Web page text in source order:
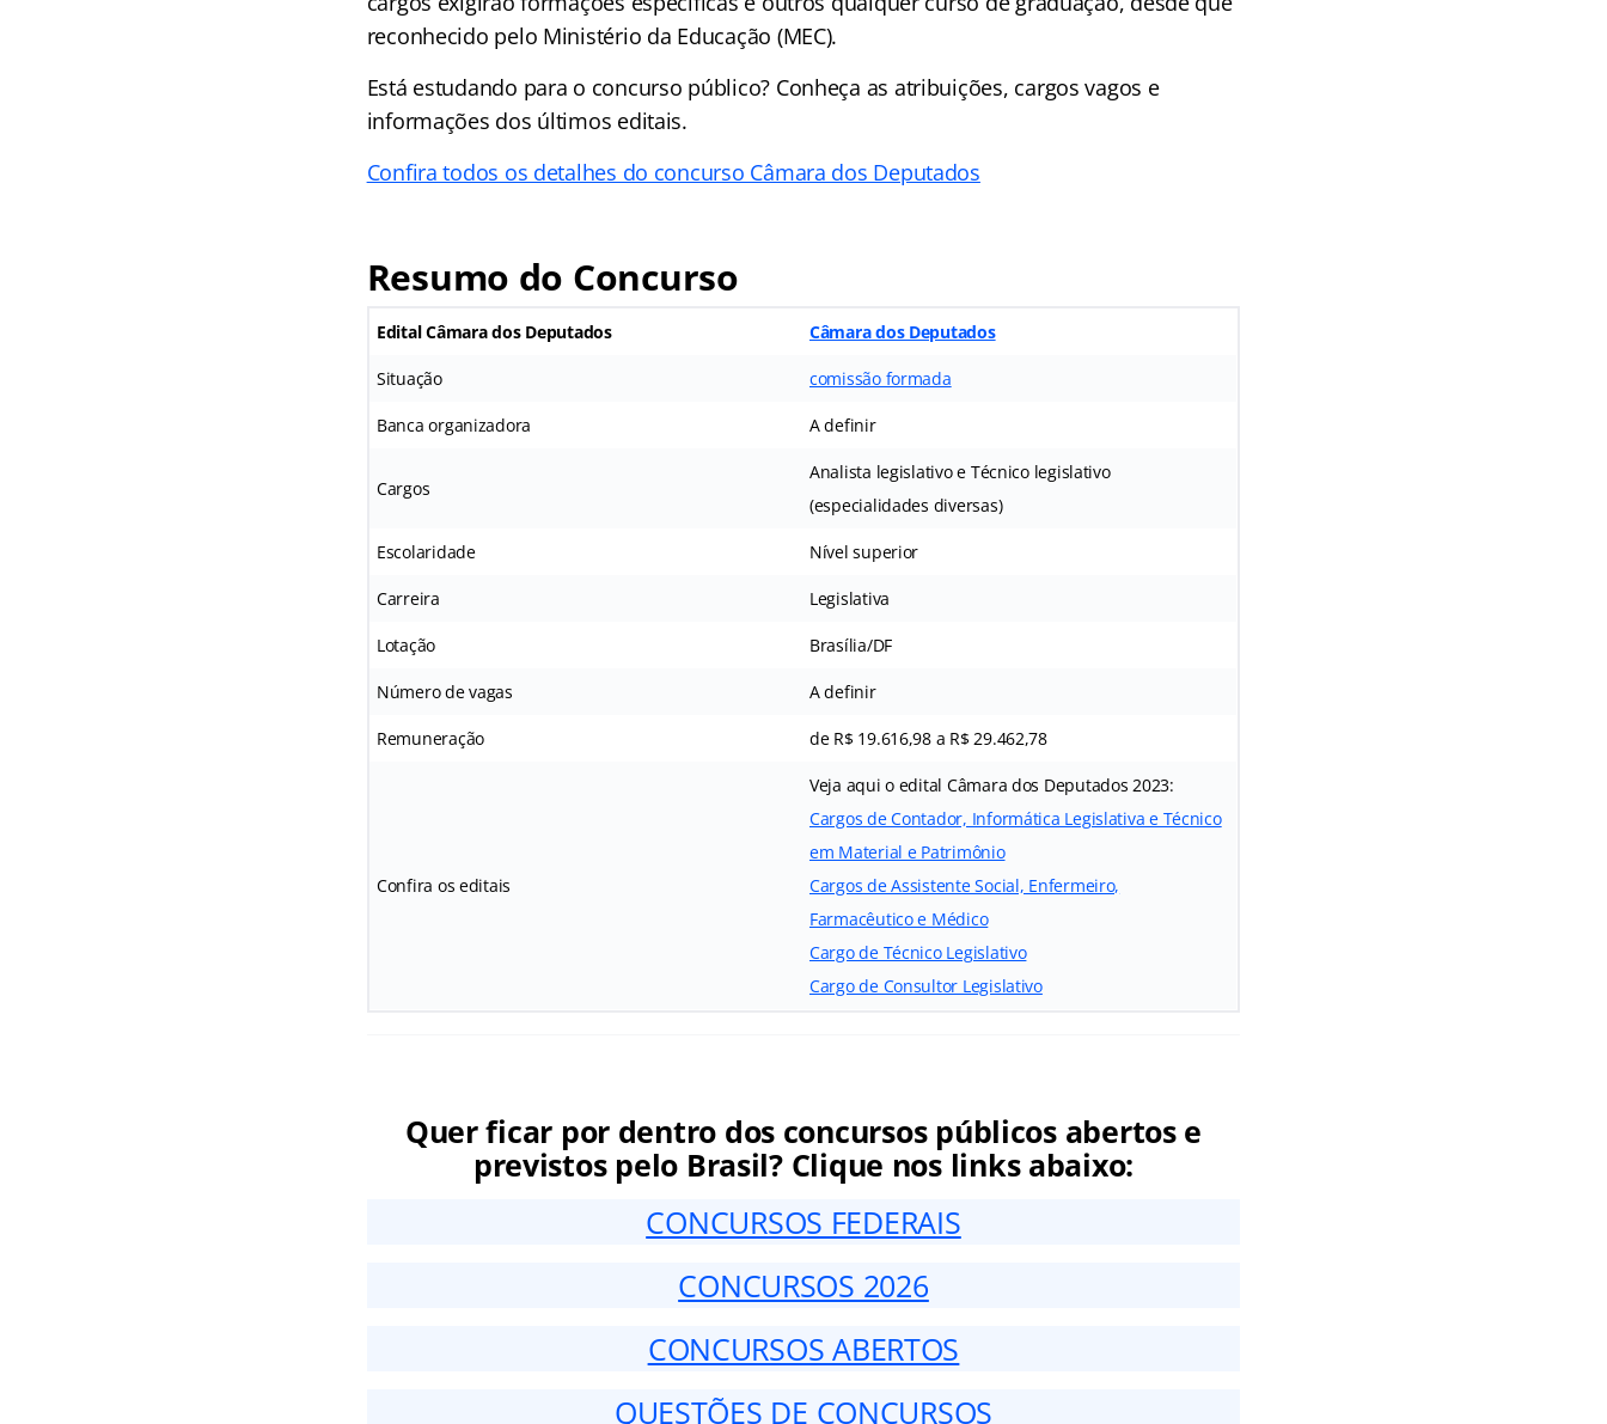
reconhecido pelo Ministério da Educação (MEC).
Está estudando para o concurso público? Conheça as atribuições, cargos vagos e
informações dos últimos editais.
Confira todos os detalhes do concurso Câmara dos Deputados
Resumo do Concurso
Edital Câmara dos Deputados Câmara dos Deputados
Situação comissão formada
Banca organizadora A definir
Cargos
Analista legislativo e Técnico legislativo
(especialidades diversas)
Escolaridade Nível superior
Carreira Legislativa
Lotação Brasília/DF
Número de vagas A definir
Remuneração de R$ 19.616,98 a R$ 29.462,78
Confira os editais
Veja aqui o edital Câmara dos Deputados 2023:
Cargos de Contador, Informática Legislativa e Técnico
em Material e Patrimônio
Cargos de Assistente Social, Enfermeiro,
Farmacêutico e Médico
Cargo de Técnico Legislativo
Cargo de Consultor Legislativo
Quer ficar por dentro dos concursos públicos abertos e
previstos pelo Brasil? Clique nos links abaixo:
CONCURSOS FEDERAIS
CONCURSOS 2026
CONCURSOS ABERTOS
QUESTÕES DE CONCURSOS